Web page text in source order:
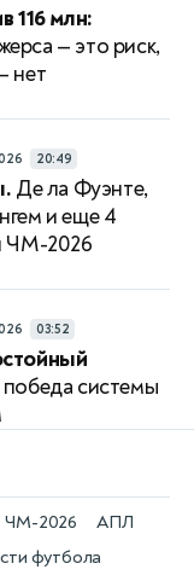
116 млн:
— это риск,
нет
20:49
Де ла Фуэнте,
и еще 4
ЧМ-2026
03:52
победа системы
футбола
ЧМ-2026 АПЛ